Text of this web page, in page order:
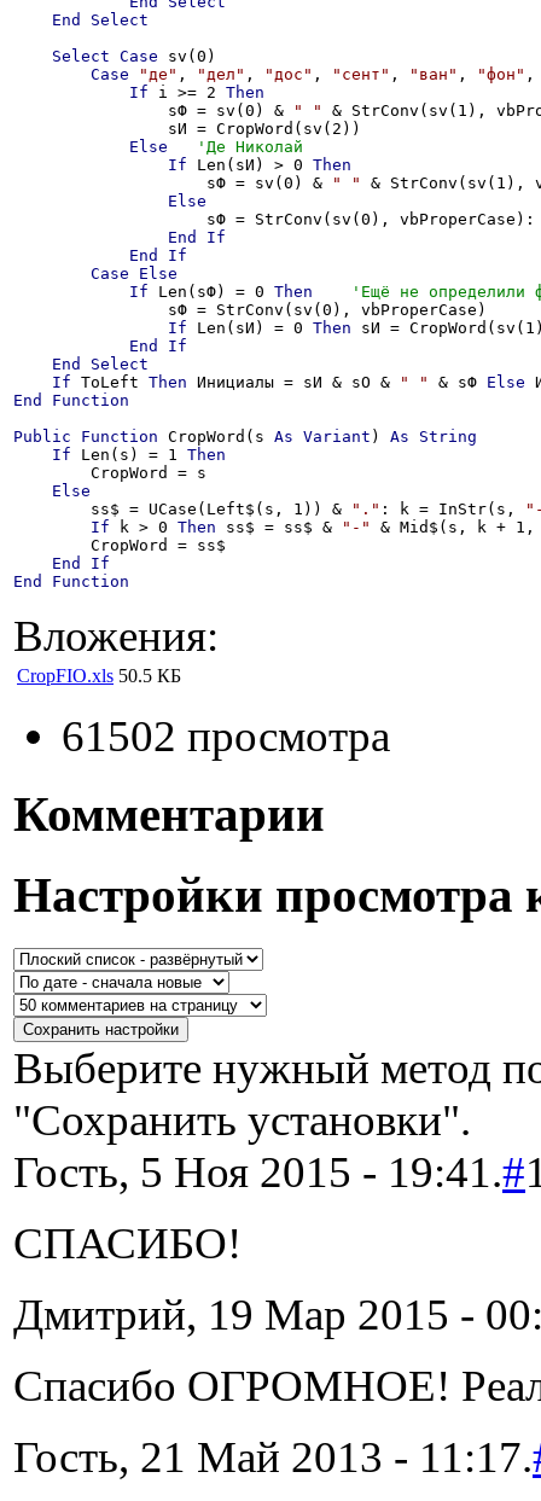
End
Select
Select Case sv(0)
Case
"де" , "дел" , "дос" , "cент" , "ван" , "фон"
If i >= 2 Then
                sФ = sv(0) &
" "
& StrConv(sv(1),
                sИ = СropWord(sv(2))
Else
If Len(sИ) > 0 Then
                    sФ = sv(0) &
" "
& StrConv(sv(1),
Else
sФ = StrConv(sv(0),
End
If
End
If
Case
Else
If Len(sФ) = 0 Then
                sФ = StrConv(sv(0), vbProperCase)
If Len(sИ) = 0 Then sИ =
End
If
End
Select
If ToLeft Then Инициалы = sИ & sО & " " & sФ Else
End
Function
Public
Function СropWord(s As Variant ) As
String
If Len(s) = 1 Then
        СropWord = s
Else
        ss$ = UCase(Left$(s, 1)) &
"." : k = InStr(s,
If k > 0 Then ss$ = ss$ & "-"
& Mid$(s, k +
        СropWord = ss$
End
If
End
Function
Вложения:
CropFIO.xls 50.5 КБ
61502 просмотра
Комментарии
Настройки просмотра
Выберите нужный метод
"Сохранить установки".
Гость, 5 Ноя 2015 - 19:41.#
СПАСИБО!
Дмитрий, 19 Мар 2015 -
Спасибо ОГРОМНОЕ!
Гость, 21 Май 2013 - 11:17.